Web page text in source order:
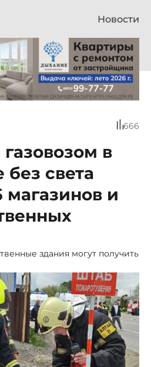
Новости
666
в
без света
магазинов и
здания могут получить